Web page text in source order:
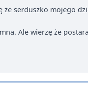
że serduszko mojego
Ale wierzę że